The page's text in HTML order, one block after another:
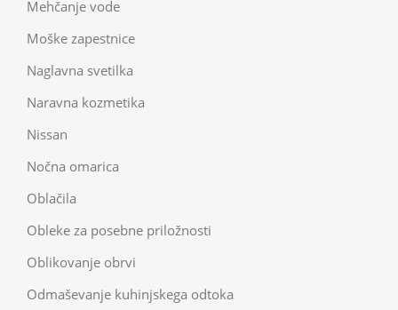
Mehčanje vode
Moške zapestnice
Naglavna svetilka
Naravna kozmetika
Nissan
Nočna omarica
Oblačila
Obleke za posebne priložnosti
Oblikovanje obrvi
Odmaševanje kuhinjskega odtoka